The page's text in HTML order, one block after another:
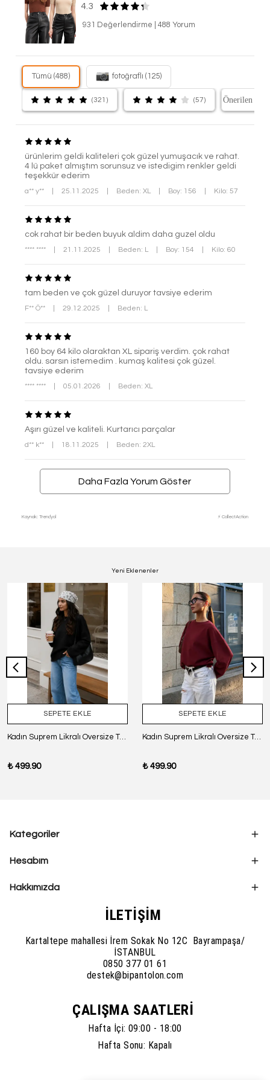
4.3
931 Değerlendirme |488 Yorum
Tümü (488) fotoğraflı (125)
(321) (57)
ürünlerim geldi kaliteleri çok güzel yumuşacık ve rahat.
4 lü paket almıştım sorunsuz ve istedigim renkler geldi
teşekkür ederim
a** y** 25.11.2025 Beden: XL Boy: 156 Kilo: 57
cok rahat bir beden buyuk aldim daha guzel oldu
**** **** 21.11.2025 Beden: L Boy: 154 Kilo: 60
tam beden ve çok güzel duruyor tavsiye ederim
F** Ö** 29.12.2025 Beden: L
160 boy 64 kilo olaraktan XL sipariş verdim. çok rahat
oldu. sarsın istemedim . kumaş kalitesi çok güzel.
tavsiye ederim
**** **** 05.01.2026 Beden: XL
Aşırı güzel ve kaliteli. Kurtarıcı parçalar
d** k** 18.11.2025 Beden: 2XL
Daha Fazla Yorum Göster
Kaynak: Trendyol ⚡ CollectAction
Yeni Eklenenler
SEPETE EKLE
Kadın Suprem Likralı Oversize T-Shirt - SİYAH
₺ 499.90
SEPETE EKLE
Kadın Suprem Likralı Oversize T-Shirt - BORDO
₺ 499.90
Kategoriler
Hesabım
Hakkımızda
İLETİŞİM
Kartaltepe mahallesi İrem Sokak No 12C Bayrampaşa/
İSTANBUL
0850 377 01 61
destek@bipantolon.com
ÇALIŞMA SAATLERİ
Hafta İçi: 09:00 - 18:00
Hafta Sonu: Kapalı